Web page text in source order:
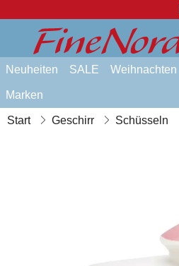
Neuheiten SALE Weihnachten
Marken
Start Geschirr Schüsseln